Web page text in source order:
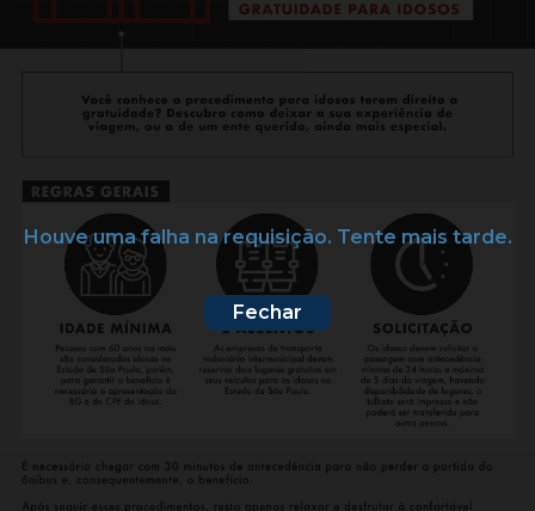
Houve uma falha na requisição. Tente mais tarde.
Fechar